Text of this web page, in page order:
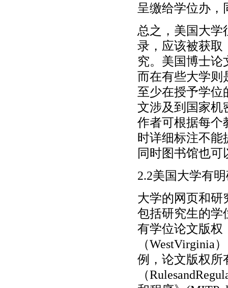
呈缴给学位办，
总之，美国大学
录，应该被获取
究。美国博士
而在有些大学则
至少在授予学位
文涉及到国家机
作者可根据每个
时详细标注不能
同时图书馆也
2.2美国大学有
大学的网页和研
包括研究生的学
有学位论文版权
（WestVirginia
例，论文版权所
（